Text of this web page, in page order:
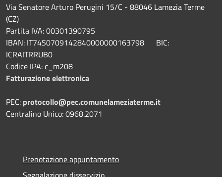
Via Senatore Arturo Perugini 15/C - 88046 Lamezia Terme
(CZ)
Partita IVA: 00301390795
IBAN: IT74S0709142840000000163798 BIC:
ICRAITRRUB0
Codice IPA: c_m208
Fatturazione elettronica
PEC: protocollo@pec.comunelameziaterme.it
Centralino Unico: 0968.2071
Prenotazione appuntamento